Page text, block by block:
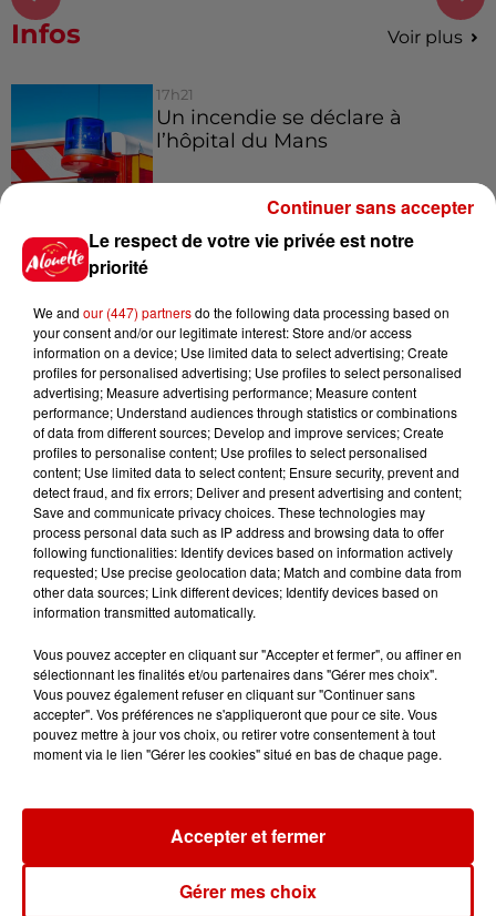
Infos Voir plus
17h21
Un incendie se déclare à
l’hôpital du Mans
12h41
11h12
L’église de cette commune
d’Indre-et-Loire a été
cambriolée, deux...
10h20
Incendies suspects en Deux-
Sèvres et en Maine-et-Loire :
un...
Jeux Voir plus
festival Marché Gourmand 2026
à Coulon !
Le respect de votre vie privée est notre
priorité
We and our (447) partnersdo the following data processing based on
your consent and/or our legitimate interest: Store and/or access
information on a device; Use limited data to select advertising; Create
profiles for personalised advertising; Use profiles to select personalised
advertising; Measure advertising performance; Measure content
performance; Understand audiences through statistics or combinations
of data from different sources; Develop and improve services; Create
profiles to personalise content; Use profiles to select personalised
content; Use limited data to select content; Ensure security, prevent and
detect fraud, and fix errors; Deliver and present advertising and content;
Save and communicate privacy choices. These technologies may
process personal data such as IP address and browsing data to offer
following functionalities: Identify devices based on information actively
requested; Use precise geolocation data; Match and combine data from
other data sources; Link different devices; Identify devices based on
information transmitted automatically.
Vous pouvez accepter en cliquant sur "Accepter et fermer", ou affiner en
sélectionnant les finalités et/ou partenaires dans "Gérer mes choix".
Vous pouvez également refuser en cliquant sur "Continuer sans
accepter". Vos préférences ne s'appliqueront que pour ce site. Vous
pouvez mettre à jour vos choix, ou retirer votre consentement à tout
moment via le lien "Gérer les cookies" situé en bas de chaque page.
Gérer mes choix
Accepter et fermer
Continuer sans accepter